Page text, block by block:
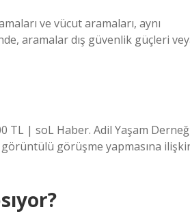
ve vücut aramaları, aynı
aramalar dış güvenlik güçleri
TL | soL Haber. Adil Yaşam
görüşme yapmasına